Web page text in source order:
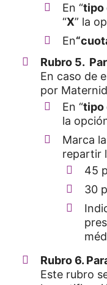
En “tipo
“X” la
En
Rubro 5.
En caso de
por
En “tipo
la
Marca
repartir
45
30
Rubro 6.
Este rubro